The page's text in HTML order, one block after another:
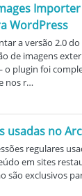
WordPress
a versão 2.0
de imagens
o plugin foi
nos r…
usadas no
regulares
em sites
são exclusivos